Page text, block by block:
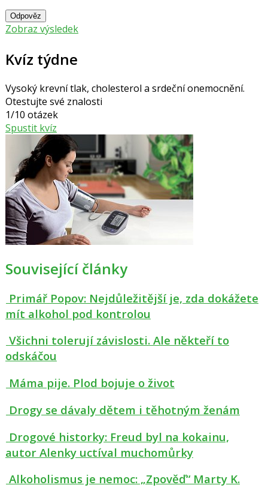
Odpověz
Zobraz výsledek
Kvíz týdne
Vysoký krevní tlak, cholesterol a srdeční onemocnění.
Otestujte své znalosti
1/10 otázek
Spustit kvíz
Související články
Primář Popov: Nejdůležitější je, zda dokážete
mít alkohol pod kontrolou
Všichni tolerují závislosti. Ale někteří to
odskáčou
Máma pije. Plod bojuje o život
Drogy se dávaly dětem i těhotným ženám
Drogové historky: Freud byl na kokainu,
autor Alenky uctíval muchomůrky
Alkoholismus je nemoc: „Zpověď“ Marty K.